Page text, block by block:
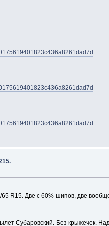
R15. Две с 60% шипов, две
Субаровский. Без крыжечек.